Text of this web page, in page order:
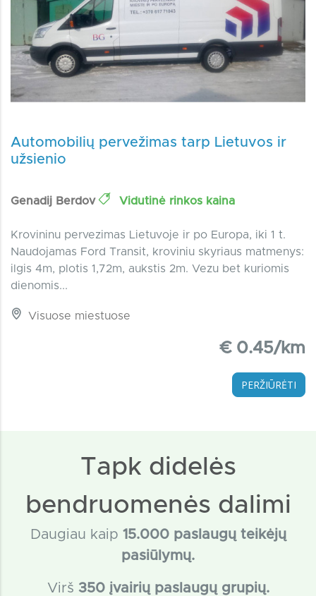
Automobilių pervežimas tarp Lietuvos ir
užsienio
Genadij Berdov Vidutinė rinkos kaina
Krovininu pervezimas Lietuvoje ir po Europa, iki 1 t.
Naudojamas Ford Transit, kroviniu skyriaus matmenys:
ilgis 4m, plotis 1,72m, aukstis 2m. Vezu bet kuriomis
dienomis...
Visuose miestuose
€ 0.45/km
PERŽIŪRĖTI
Tapk didelės
bendruomenės dalimi
Daugiau kaip 15.000 paslaugų teikėjų
pasiūlymų.
Virš 350 įvairių paslaugų grupių.